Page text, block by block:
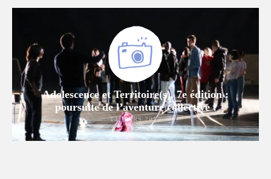
Adolescence et Territoire(s), 7e édition :
poursuite de l’aventure collective !
14 MARS 2019